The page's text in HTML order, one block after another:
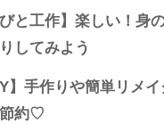
と工作】楽しい！身
してみよう
】手作りや簡単リメ
約♡